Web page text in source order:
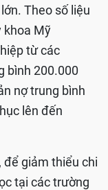
Theo số liệu
khoa Mỹ
từ các
bình 200.000
nợ trung bình
lên đến
để giảm thiểu chi
tại các trường